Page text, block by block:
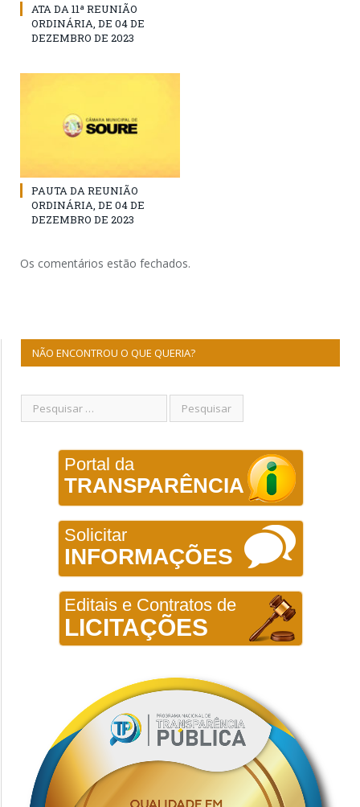
ATA DA 11ª REUNIÃO
ORDINÁRIA, DE 04 DE
DEZEMBRO DE 2023
PAUTA DA REUNIÃO
ORDINÁRIA, DE 04 DE
DEZEMBRO DE 2023
Os comentários estão fechados.
NÃO ENCONTROU O QUE QUERIA?
Portal da
TRANSPARÊNCIA
Solicitar
INFORMAÇÕES
Editais e Contratos de
LICITAÇÕES